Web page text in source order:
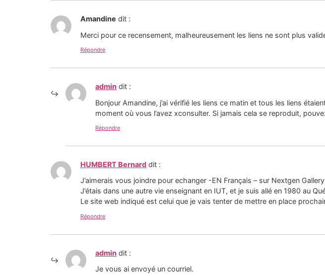
Amandine dit :
Merci pour ce recensement, malheureusement les liens ne sont plus
Répondre
admin dit :
Bonjour Amandine, j’ai vérifié les liens ce matin et tous les liens
moment où vous l’avez xconsulter. Si jamais cela se reproduit,
Répondre
HUMBERT Bernard dit :
J’aimerais vous joindre pour echanger -EN Français – sur Nextgen
J’étais dans une autre vie enseignant en IUT, et je suis allé en 1980 au
Le site web indiqué est celui que je vais tenter de mettre en place
Répondre
admin dit :
Je vous ai envoyé un courriel.